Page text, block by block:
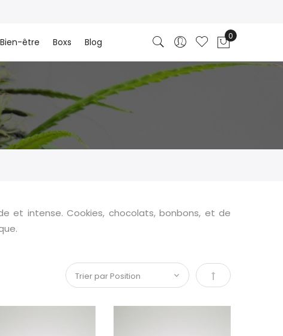
être Boxs Blog
et intense. Cookies, chocolats, bonbons, et de
Par ordre